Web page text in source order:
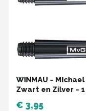
WINMAU -
Zwart en Zilver -
€ 3,95